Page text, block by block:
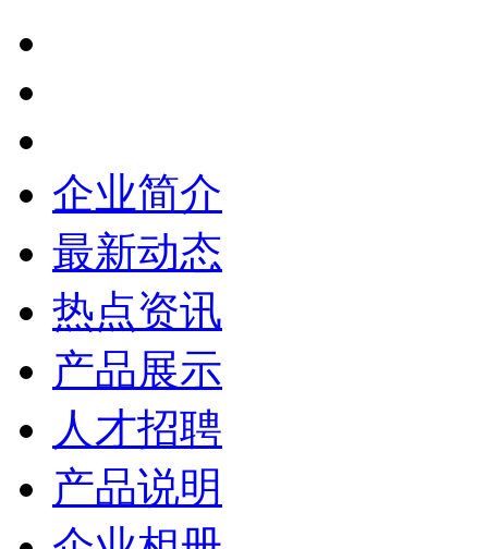
企业简介
最新动态
热点资讯
产品展示
人才招聘
产品说明